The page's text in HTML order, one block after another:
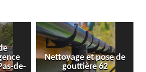
Nettoyage et pose de
gouttière 62
Pose